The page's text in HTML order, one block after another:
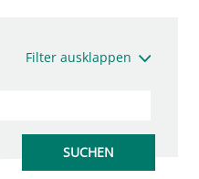
Filter ausklappen